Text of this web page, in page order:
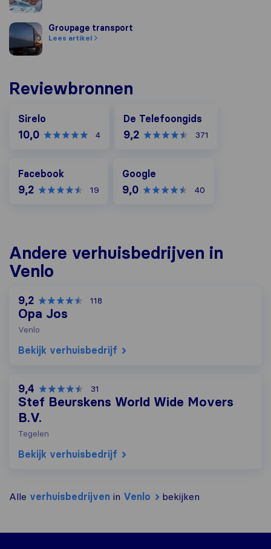
Groupage transport
Groupage transport
Lees artikel
Reviewbronnen
Sirelo
10,0 4
De Telefoongids
9,2 371
Facebook
9,2 19
Google
9,0 40
Andere verhuisbedrijven in
Venlo
9,2 118
Opa Jos
Venlo
Bekijk verhuisbedrijf
9,4 31
Stef Beurskens World Wide Movers
B.V.
Tegelen
Bekijk verhuisbedrijf
Alle verhuisbedrijven in Venlo bekijken